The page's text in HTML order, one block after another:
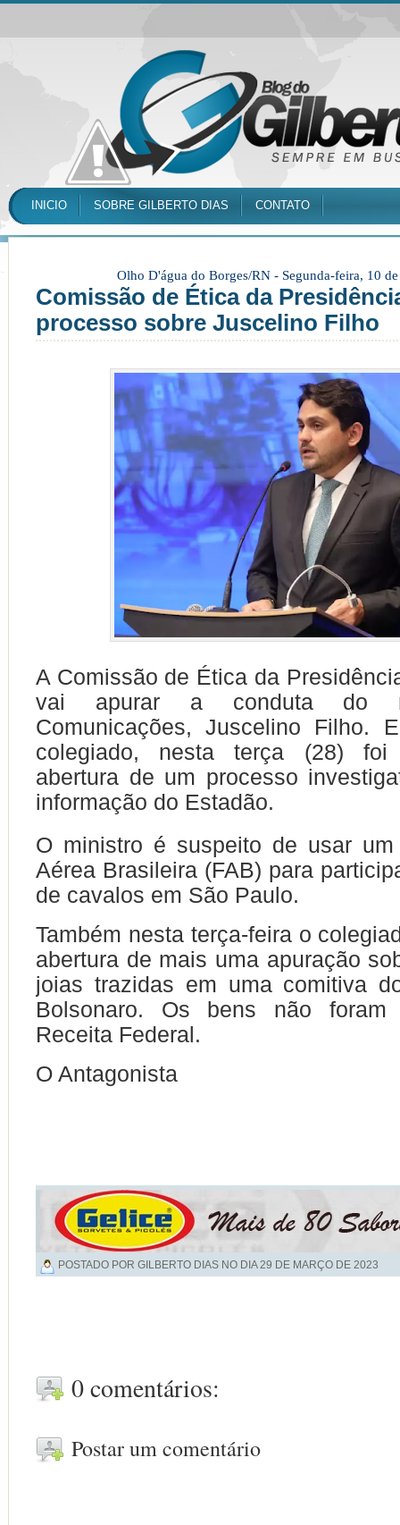
INICIO SOBRE GILBERTO DIAS CONTATO
Olho D'água do Borges/RN - Segunda-feira, 10
Comissão de Ética da
processo sobre Juscelino Filho
A Comissão de Ética da
vai apurar a conduta do
Comunicações, Juscelino Filho.
colegiado, nesta terça (28) foi
abertura de um processo
informação do Estadão.
O ministro é suspeito de usar
Aérea Brasileira (FAB) para
de cavalos em São Paulo.
Também nesta terça-feira o
abertura de mais uma apuração
joias trazidas em uma comitiva
Bolsonaro. Os bens não foram
Receita Federal.
O Antagonista
POSTADO POR GILBERTO DIAS NO DIA29 DE MARÇO DE 2023
0 comentários:
Postar um comentário